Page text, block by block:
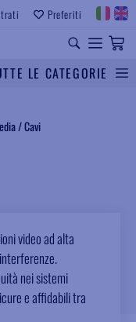
Preferiti
LE CATEGORIE
/Cavi
video ad alta
nei sistemi
e affidabili tra